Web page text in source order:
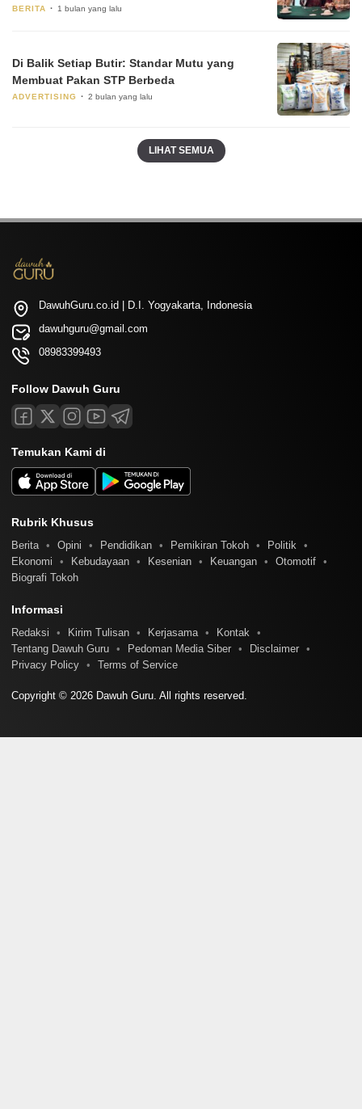
BERITA 1 bulan yang lalu
Di Balik Setiap Butir: Standar Mutu yang
Membuat Pakan STP Berbeda
ADVERTISING 2 bulan yang lalu
LIHAT SEMUA
DawuhGuru.co.id | D.I. Yogyakarta, Indonesia
dawuhguru@gmail.com
08983399493
Follow Dawuh Guru
Temukan Kami di
Rubrik Khusus
Berita Opini Pendidikan Pemikiran Tokoh
Politik
Ekonomi
Kebudayaan Kesenian Keuangan
Otomotif
Biografi Tokoh
Informasi
Redaksi Kirim Tulisan Kerjasama
Kontak
Tentang Dawuh Guru
Pedoman Media Siber
Disclaimer
Privacy Policy
Terms of Service
Copyright © 2026 Dawuh Guru. All rights reserved.